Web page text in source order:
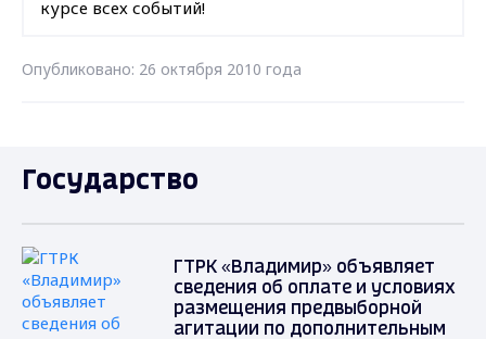
курсе всех событий!
Опубликовано: 26 октября 2010 года
Государство
ГТРК «Владимир» объявляет
сведения об оплате и условиях
размещения предвыборной
агитации по дополнительным